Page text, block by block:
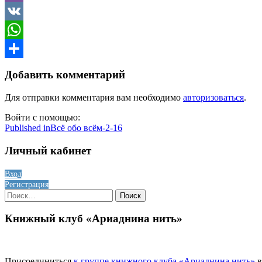
Viber
VK
WhatsApp
Добавить комментарий
Для отправки комментария вам необходимо авторизоваться.
Войти с помощью:
Навигация
по
Published inВсё обо всём-2-16
Личный кабинет
Вход
Регистрация
Найти:
Книжный клуб «Ариаднина нить»